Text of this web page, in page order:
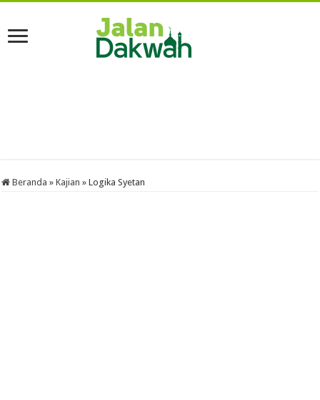
Beranda » Kajian » Logika Syetan